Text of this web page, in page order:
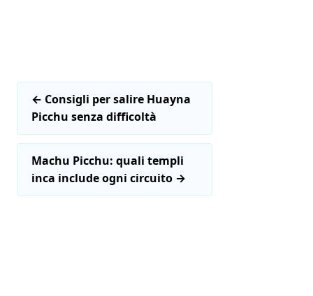
← Consigli per salire Huayna
Picchu senza difficoltà
Machu Picchu: quali templi
inca include ogni circuito →